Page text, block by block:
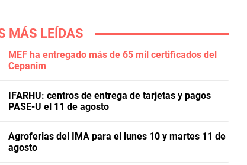
MÁS LEÍDAS
MEF ha entregado más de 65 mil certificados del
Cepanim
IFARHU: centros de entrega de tarjetas y pagos
PASE-U el 11 de agosto
Agroferias del IMA para el lunes 10 y martes 11 de
agosto